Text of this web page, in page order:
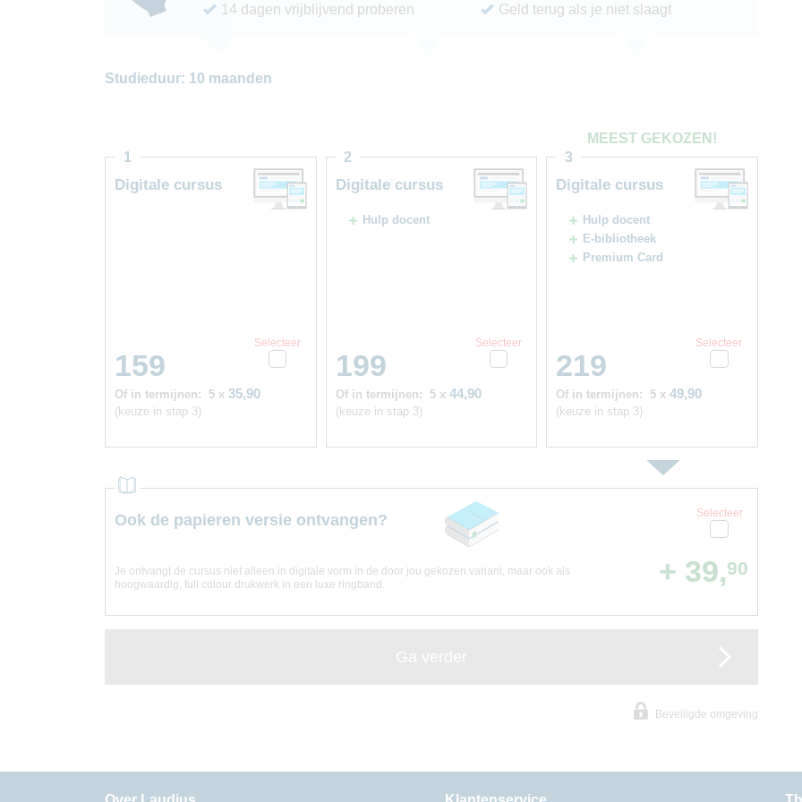
14 dagen vrijblijvend proberen Geld terug als je niet slaagt
Studieduur: 10 maanden
Digitale cursus
159
Selecteer
Of in termijnen: 5 x 35,90
(keuze in stap 3)
1
Digitale cursus
Hulp docent
199
Selecteer
Of in termijnen: 5 x 44,90
(keuze in stap 3)
2
MEEST GEKOZEN!
Digitale cursus
Hulp docent
E-bibliotheek
Premium Card
219
Selecteer
Of in termijnen: 5 x 49,90
(keuze in stap 3)
3
Ook de papieren versie ontvangen?
Je ontvangt de cursus niet alleen in digitale vorm in de door jou gekozen variant, maar ook als
hoogwaardig, full colour drukwerk in een luxe ringband.
Selecteer
+ 39,90
Beveiligde omgeving